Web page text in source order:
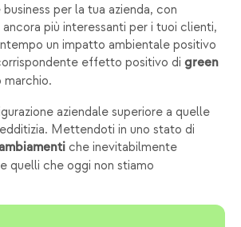
per la tua azienda, con
più interessanti per i tuoi clienti,
un impatto ambientale positivo
effetto positivo di green
aziendale superiore a quelle
Mettendoti in uno stato di
che inevitabilmente
quelli che oggi non stiamo